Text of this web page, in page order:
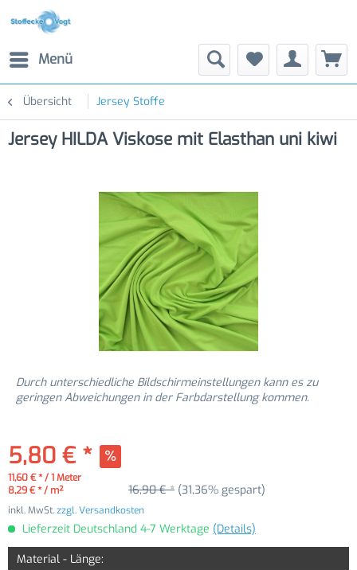
Menü
Übersicht Jersey Stoffe
Jersey HILDA Viskose mit Elasthan uni kiwi
Durch unterschiedliche Bildschirmeinstellungen kann es zu
geringen Abweichungen in der Farbdarstellung kommen.
5,80 € *
11,60 € * / 1 Meter
8,29 € * / m²
16,90 € * (31,36% gespart)
inkl. MwSt.zzgl. Versandkosten
Lieferzeit Deutschland 4-7 Werktage (Details)
Material - Länge: